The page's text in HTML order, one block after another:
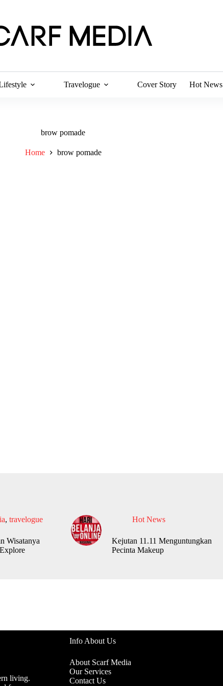
Travelogue Cover Story Hot News
brow pomade
Home brow pomade
, travelogue
Wisatanya
Hot News
Kejutan 11.11 Menguntungkan
Pecinta Makeup
living.
Info About Us
About Scarf Media
Our Services
Contact Us